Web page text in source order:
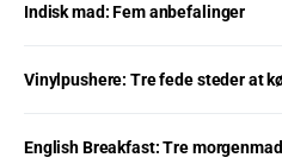
Indisk mad: Fem anbefalinger
Vinylpushere: Tre fede steder at
English Breakfast: Tre